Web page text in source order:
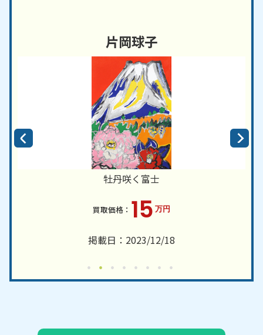
片岡球子
牡丹咲く富士
15 万円
掲載日：2023/12/18